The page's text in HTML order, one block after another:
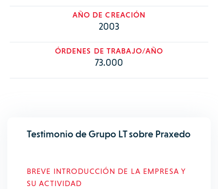
AÑO DE CREACIÓN
2003
ÓRDENES DE TRABAJO/AÑO
73.000
Testimonio de Grupo LT sobre Praxedo
BREVE INTRODUCCIÓN DE LA EMPRESA Y
SU ACTIVIDAD